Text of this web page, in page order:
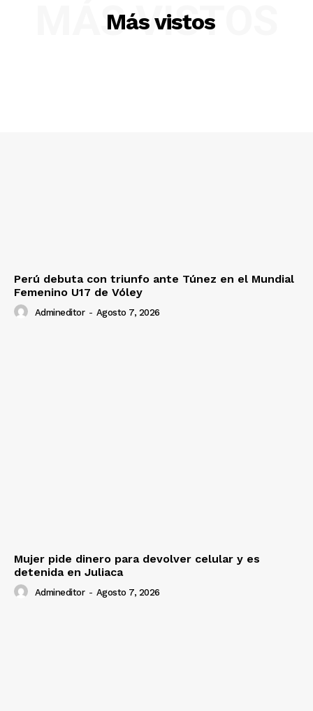
Diario los Andes
Más vistos
MÁS VISTOS
Perú debuta con triunfo ante Túnez en el Mundial
Femenino U17 de Vóley
Admineditor - Agosto 7, 2026
Mujer pide dinero para devolver celular y es
detenida en Juliaca
Admineditor - Agosto 7, 2026